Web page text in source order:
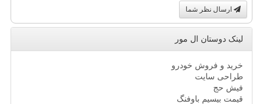
ارسال نظر شما
لینک دوستان ال مور
خرید و فروش خودرو
طراحی سایت
فیش حج
قیمت بیسیم باوفنگ